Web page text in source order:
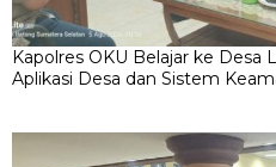
Kapolres OKU Belajar ke Desa
Aplikasi Desa dan Sistem